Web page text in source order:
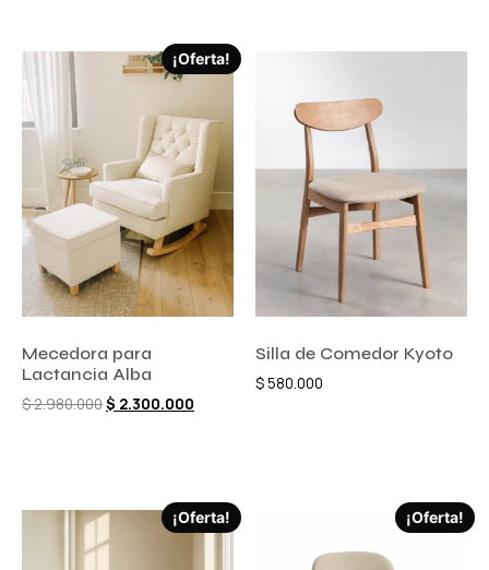
¡Oferta!
Mecedora para
Lactancia Alba
$2.980.000$ 2.300.000
Silla de Comedor Kyoto
$580.000
¡Oferta! ¡Oferta!